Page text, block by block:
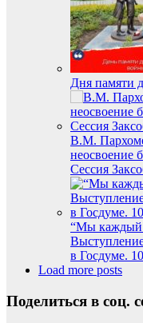
Дня памяти
В.М.
неосвоение
Сессия
“Мы каждый
в Госдуме.
Load more posts
Поделиться в соц.